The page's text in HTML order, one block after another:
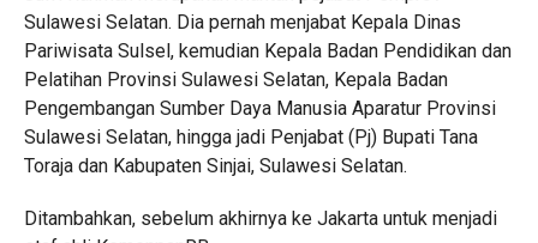
Sulawesi Selatan. Dia pernah menjabat Kepala Dinas
Pariwisata Sulsel, kemudian Kepala Badan Pendidikan dan
Pelatihan Provinsi Sulawesi Selatan, Kepala Badan
Pengembangan Sumber Daya Manusia Aparatur Provinsi
Sulawesi Selatan, hingga jadi Penjabat (Pj) Bupati Tana
Toraja dan Kabupaten Sinjai, Sulawesi Selatan.
Ditambahkan, sebelum akhirnya ke Jakarta untuk menjadi